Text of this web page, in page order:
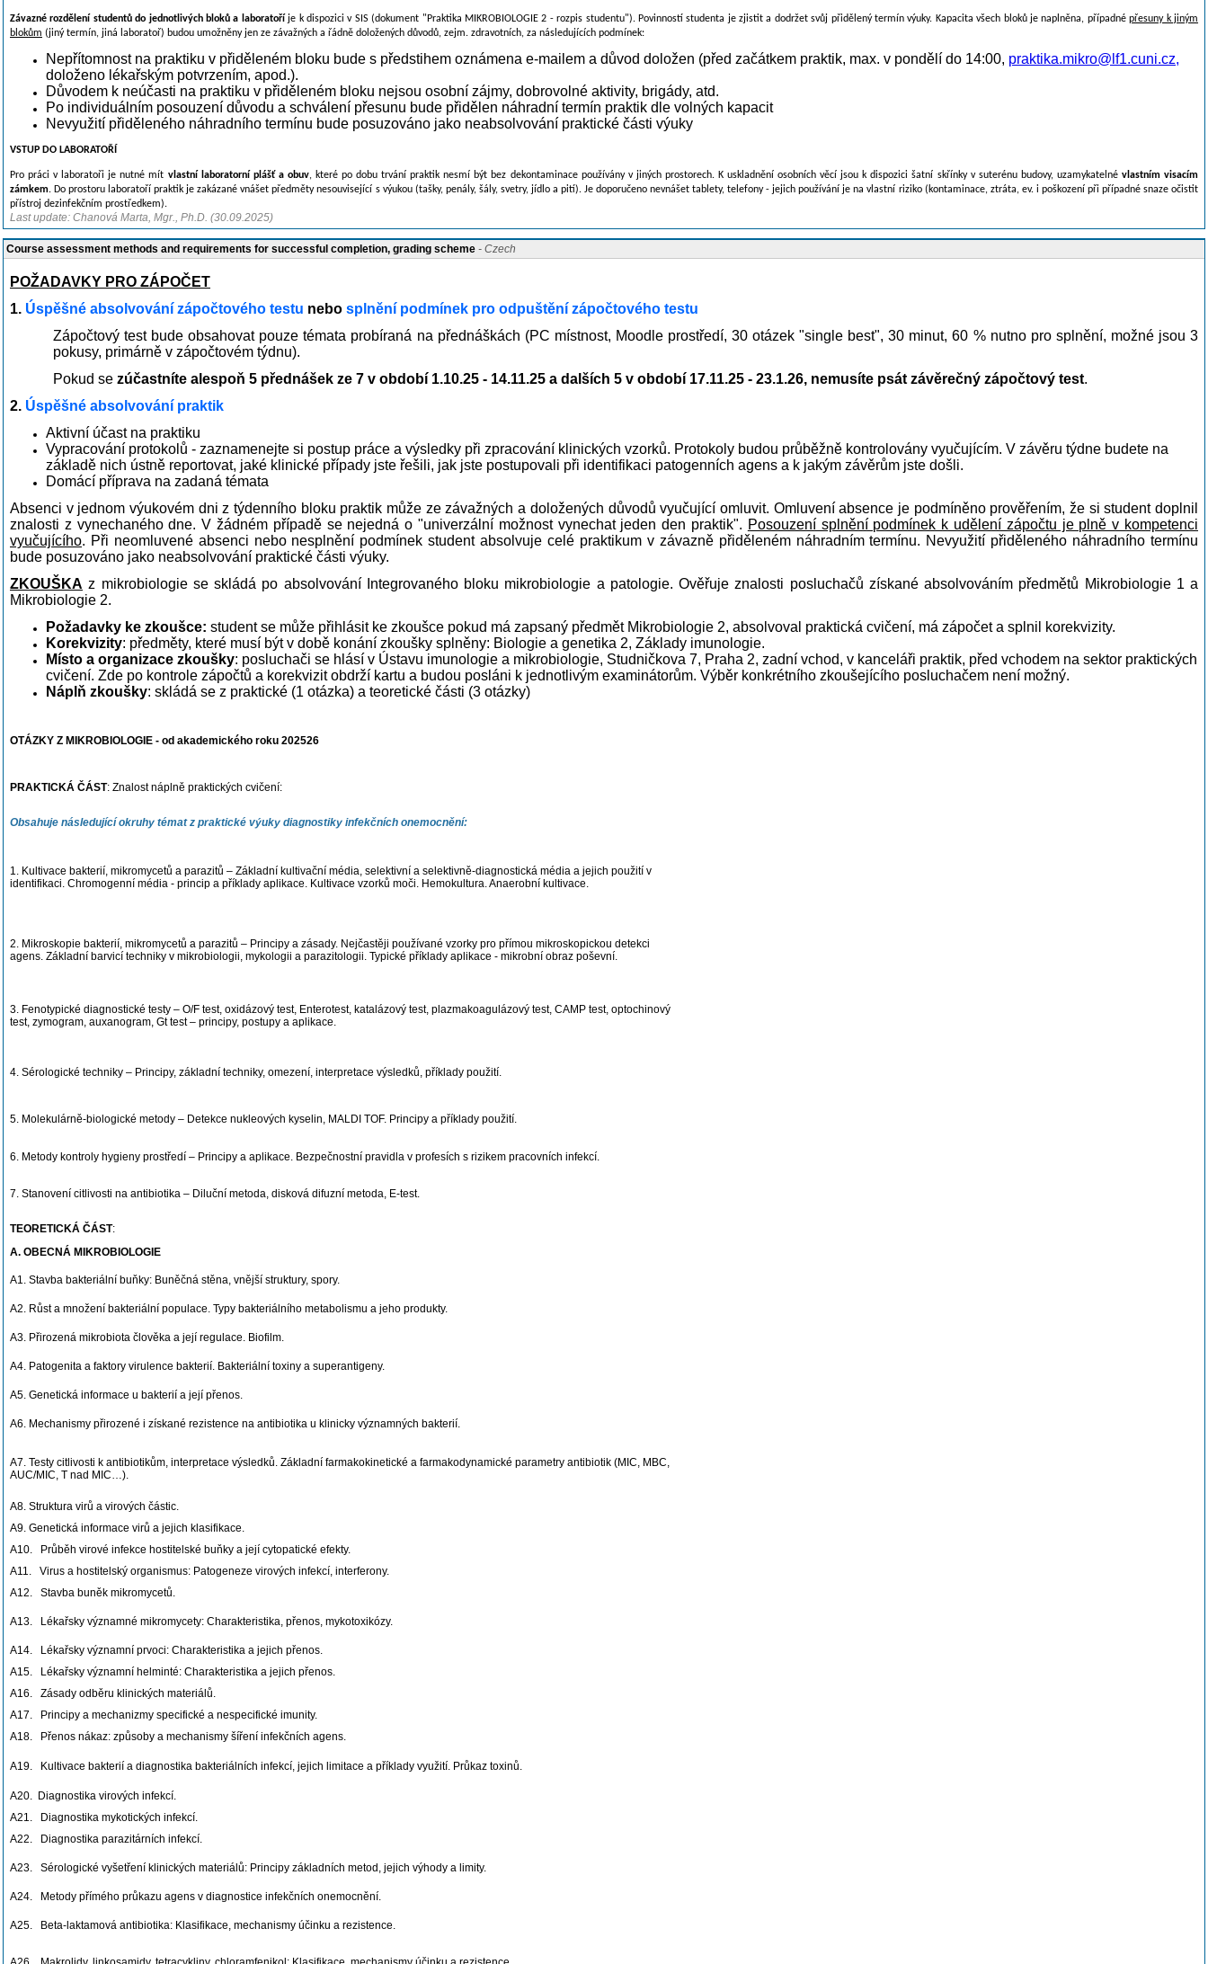
Závazné rozdělení studentů do jednotlivých bloků a laboratoří je k dispozici v SIS (dokument "Praktika MIKROBIOLOGIE 2 - rozpis studentu"). Povinností studenta je zjistit a dodržet svůj přidělený termín výuky. Kapacita všech bloků je naplněna, případnépřesuny k jiným
blokům (jiný termín, jiná laboratoř) budou umožněny jen ze závažných a řádně doložených důvodů, zejm. zdravotních, za následujících podmínek:
Nepřítomnost na praktiku v přiděleném bloku bude s předstihem oznámena e-mailem a důvod doložen (před začátkem praktik, max. v pondělí do 14:00, praktika.mikro@lf1.cuni.cz,
doloženo lékařským potvrzením, apod.).
Důvodem k neúčasti na praktiku v přiděleném bloku nejsou osobní zájmy, dobrovolné aktivity, brigády, atd.
Po individuálním posouzení důvodu a schválení přesunu bude přidělen náhradní termín praktik dle volných kapacit
Nevyužití přiděleného náhradního termínu bude posuzováno jako neabsolvování praktické části výuky
VSTUP DO LABORATOŘÍ
Pro práci v laboratoři je nutné mít vlastní laboratorní plášť a obuv, které po dobu trvání praktik nesmí být bez dekontaminace používány v jiných prostorech. K uskladnění osobních věcí jsou k dispozici šatní skřínky v suterénu budovy, uzamykatelné vlastním visacím
zámkem. Do prostoru laboratoří praktik je zakázané vnášet předměty nesouvisející s výukou (tašky, penály, šály, svetry, jídlo a pití). Je doporučeno nevnášet tablety, telefony - jejich používání je na vlastní riziko (kontaminace, ztráta, ev. i poškození při případné snaze očistit
přístroj dezinfekčním prostředkem).
Last update: Chanová Marta, Mgr., Ph.D. (30.09.2025)
Course assessment methods and requirements for successful completion, grading scheme - Czech
POŽADAVKY PRO ZÁPOČET
1. Úspěšné absolvování zápočtového testu nebo splnění podmínek pro odpuštění zápočtového testu
Zápočtový test bude obsahovat pouze témata probíraná na přednáškách (PC místnost, Moodle prostředí, 30 otázek "single best", 30 minut, 60 % nutno pro splnění, možné jsou 3
pokusy, primárně v zápočtovém týdnu).
Pokud se zúčastníte alespoň 5 přednášek ze 7 v období 1.10.25 - 14.11.25 a dalších 5 v období 17.11.25 - 23.1.26, nemusíte psát závěrečný zápočtový test.
2. Úspěšné absolvování praktik
Aktivní účast na praktiku
Vypracování protokolů - zaznamenejte si postup práce a výsledky při zpracování klinických vzorků. Protokoly budou průběžně kontrolovány vyučujícím. V závěru týdne budete na
základě nich ústně reportovat, jaké klinické případy jste řešili, jak jste postupovali při identifikaci patogenních agens a k jakým závěrům jste došli.
Domácí příprava na zadaná témata
Absenci v jednom výukovém dni z týdenního bloku praktik může ze závažných a doložených důvodů vyučující omluvit. Omluvení absence je podmíněno prověřením, že si student doplnil
znalosti z vynechaného dne. V žádném případě se nejedná o "univerzální možnost vynechat jeden den praktik". Posouzení splnění podmínek k udělení zápočtu je plně v kompetenci
vyučujícího. Při neomluvené absenci nebo nesplnění podmínek student absolvuje celé praktikum v závazně přiděleném náhradním termínu. Nevyužití přiděleného náhradního termínu
bude posuzováno jako neabsolvování praktické části výuky.
ZKOUŠKA z mikrobiologie se skládá po absolvování Integrovaného bloku mikrobiologie a patologie. Ověřuje znalosti posluchačů získané absolvováním předmětů Mikrobiologie 1 a
Mikrobiologie 2.
Požadavky ke zkoušce: student se může přihlásit ke zkoušce pokud má zapsaný předmět Mikrobiologie 2, absolvoval praktická cvičení, má zápočet a splnil korekvizity.
Korekvizity: předměty, které musí být v době konání zkoušky splněny: Biologie a genetika 2, Základy imunologie.
Místo a organizace zkoušky: posluchači se hlásí v Ústavu imunologie a mikrobiologie, Studničkova 7, Praha 2, zadní vchod, v kanceláři praktik, před vchodem na sektor praktických
cvičení. Zde po kontrole zápočtů a korekvizit obdrží kartu a budou posláni k jednotlivým examinátorům. Výběr konkrétního zkoušejícího posluchačem není možný.
Náplň zkoušky: skládá se z praktické (1 otázka) a teoretické části (3 otázky)
OTÁZKY Z MIKROBIOLOGIE - od akademického roku 202526
PRAKTICKÁ ČÁST: Znalost náplně praktických cvičení:
Obsahuje následující okruhy témat z praktické výuky diagnostiky infekčních onemocnění:
1. Kultivace bakterií, mikromycetů a parazitů – Základní kultivační média, selektivní a selektivně-diagnostická média a jejich použití v
identifikaci. Chromogenní média - princip a příklady aplikace. Kultivace vzorků moči. Hemokultura. Anaerobní kultivace.
2. Mikroskopie bakterií, mikromycetů a parazitů – Principy a zásady. Nejčastěji používané vzorky pro přímou mikroskopickou detekci
agens. Základní barvicí techniky v mikrobiologii, mykologii a parazitologii. Typické příklady aplikace - mikrobní obraz poševní.
3. Fenotypické diagnostické testy – O/F test, oxidázový test, Enterotest, katalázový test, plazmakoagulázový test, CAMP test, optochinový
test, zymogram, auxanogram, Gt test – principy, postupy a aplikace.
4. Sérologické techniky – Principy, základní techniky, omezení, interpretace výsledků, příklady použití.
5. Molekulárně-biologické metody – Detekce nukleových kyselin, MALDI TOF. Principy a příklady použití.
6. Metody kontroly hygieny prostředí – Principy a aplikace. Bezpečnostní pravidla v profesích s rizikem pracovních infekcí.
7. Stanovení citlivosti na antibiotika – Diluční metoda, disková difuzní metoda, E-test.
TEORETICKÁ ČÁST:
A. OBECNÁ MIKROBIOLOGIE
A1. Stavba bakteriální buňky: Buněčná stěna, vnější struktury, spory.
A2. Růst a množení bakteriální populace. Typy bakteriálního metabolismu a jeho produkty.
A3. Přirozená mikrobiota člověka a její regulace. Biofilm.
A4. Patogenita a faktory virulence bakterií. Bakteriální toxiny a superantigeny.
A5. Genetická informace u bakterií a její přenos.
A6. Mechanismy přirozené i získané rezistence na antibiotika u klinicky významných bakterií.
A7. Testy citlivosti k antibiotikům, interpretace výsledků. Základní farmakokinetické a farmakodynamické parametry antibiotik (MIC, MBC,
AUC/MIC, T nad MIC…).
A8. Struktura virů a virových částic.
A9. Genetická informace virů a jejich klasifikace.
A10. Průběh virové infekce hostitelské buňky a její cytopatické efekty.
A11. Virus a hostitelský organismus: Patogeneze virových infekcí, interferony.
A12. Stavba buněk mikromycetů.
A13. Lékařsky významné mikromycety: Charakteristika, přenos, mykotoxikózy.
A14. Lékařsky významní prvoci: Charakteristika a jejich přenos.
A15. Lékařsky významní helminté: Charakteristika a jejich přenos.
A16. Zásady odběru klinických materiálů.
A17. Principy a mechanizmy specifické a nespecifické imunity.
A18. Přenos nákaz: způsoby a mechanismy šíření infekčních agens.
A19. Kultivace bakterií a diagnostika bakteriálních infekcí, jejich limitace a příklady využití. Průkaz toxinů.
A20. Diagnostika virových infekcí.
A21. Diagnostika mykotických infekcí.
A22. Diagnostika parazitárních infekcí.
A23. Sérologické vyšetření klinických materiálů: Principy základních metod, jejich výhody a limity.
A24. Metody přímého průkazu agens v diagnostice infekčních onemocnění.
A25. Beta-laktamová antibiotika: Klasifikace, mechanismy účinku a rezistence.